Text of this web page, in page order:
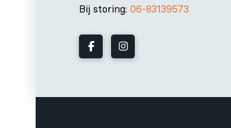
Bij storing:06-83139573